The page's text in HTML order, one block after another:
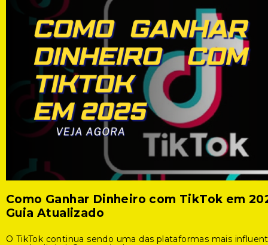
Como Ganhar Dinheiro com TikTok em
Guia Atualizado
O TikTok continua sendo uma das plataformas mais